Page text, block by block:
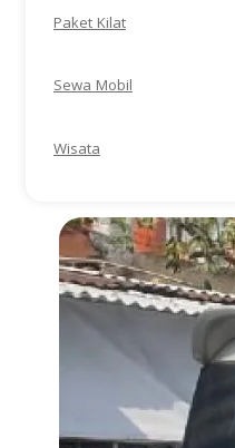
Paket Kilat
Sewa Mobil
Wisata